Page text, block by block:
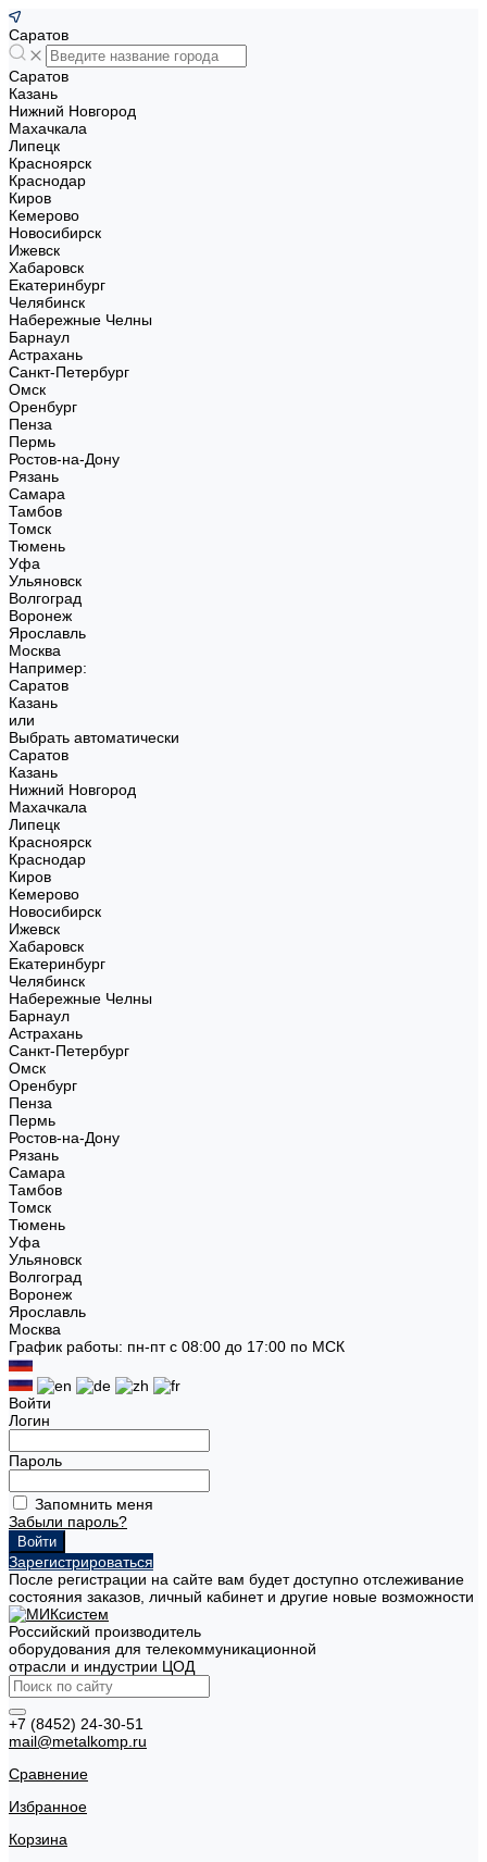
Саратов
Саратов
Казань
Нижний Новгород
Махачкала
Липецк
Красноярск
Краснодар
Киров
Кемерово
Новосибирск
Ижевск
Хабаровск
Екатеринбург
Челябинск
Набережные Челны
Барнаул
Астрахань
Санкт-Петербург
Омск
Оренбург
Пенза
Пермь
Ростов-на-Дону
Рязань
Самара
Тамбов
Томск
Тюмень
Уфа
Ульяновск
Волгоград
Воронеж
Ярославль
Москва
Например:
Саратов
Казань
или
Выбрать автоматически
Саратов
Казань
Нижний Новгород
Махачкала
Липецк
Красноярск
Краснодар
Киров
Кемерово
Новосибирск
Ижевск
Хабаровск
Екатеринбург
Челябинск
Набережные Челны
Барнаул
Астрахань
Санкт-Петербург
Омск
Оренбург
Пенза
Пермь
Ростов-на-Дону
Рязань
Самара
Тамбов
Томск
Тюмень
Уфа
Ульяновск
Волгоград
Воронеж
Ярославль
Москва
График работы: пн-пт с 08:00 до 17:00 по МСК
Войти
Логин
Пароль
Запомнить меня
Забыли пароль?
Зарегистрироваться
После регистрации на сайте вам будет доступно отслеживание
состояния заказов, личный кабинет и другие новые возможности
Российский производитель
оборудования для телекоммуникационной
отрасли и индустрии ЦОД
+7 (8452) 24-30-51
mail@metalkomp.ru
Сравнение
Избранное
Корзина